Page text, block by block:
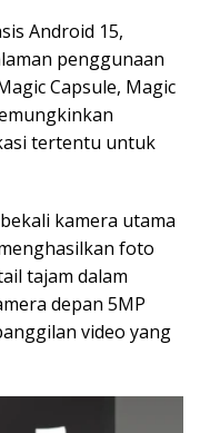
Android 15,
penggunaan
Capsule, Magic
tertentu untuk
kamera utama
foto
tajam dalam
depan 5MP
video yang